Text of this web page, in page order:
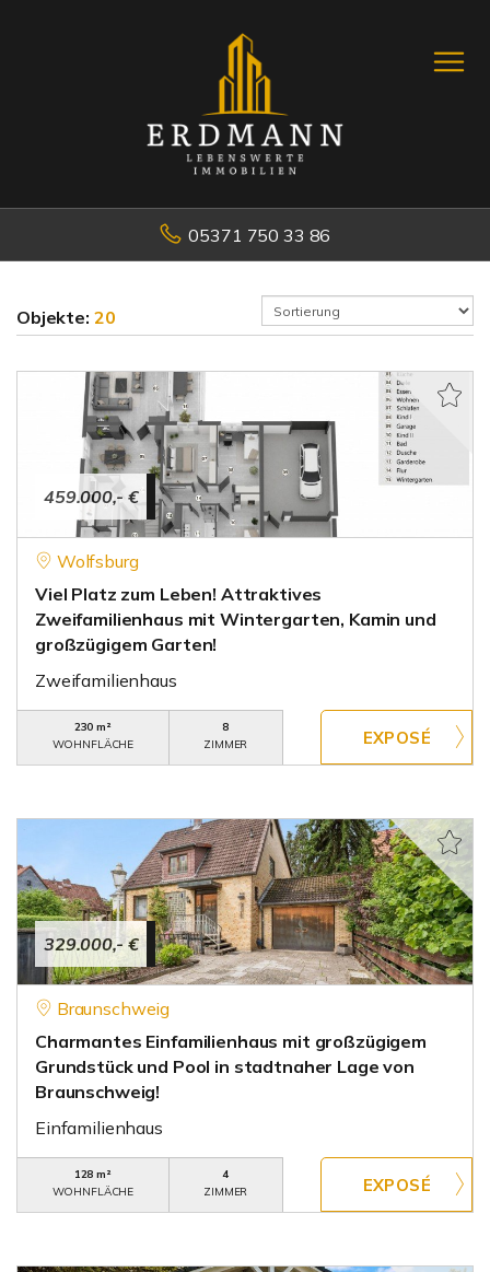
05371 750 33 86
Objekte: 20
459.000,- €
Wolfsburg
Viel Platz zum Leben! Attraktives
Zweifamilienhaus mit Wintergarten, Kamin und
großzügigem Garten!
Zweifamilienhaus
230 m²
WOHNFLÄCHE
8
ZIMMER
329.000,- €
Braunschweig
Charmantes Einfamilienhaus mit großzügigem
Grundstück und Pool in stadtnaher Lage von
Braunschweig!
Einfamilienhaus
128 m²
WOHNFLÄCHE
4
ZIMMER